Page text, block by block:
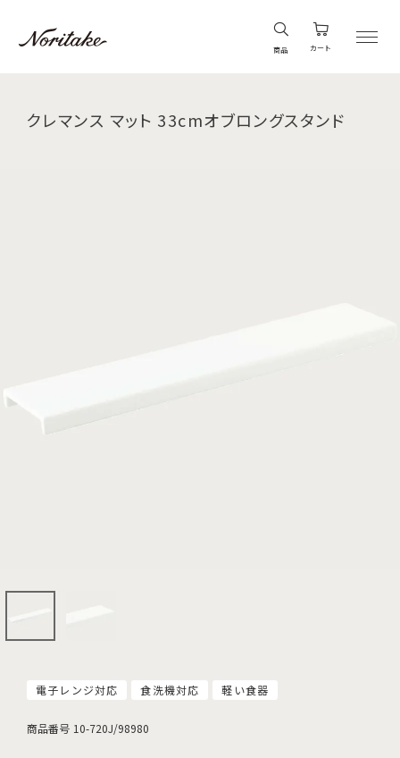
商品 カート
クレマンス マット 33cmオブロングスタンド
電子レンジ対応 食洗機対応 軽い食器
商品番号 10-720J/98980